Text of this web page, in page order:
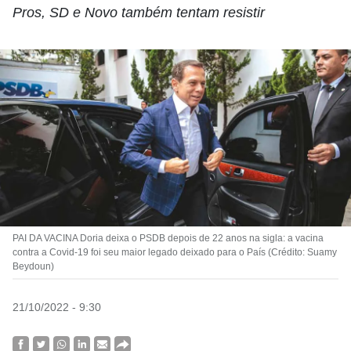
Pros, SD e Novo também tentam resistir
PAI DA VACINA Doria deixa o PSDB depois de 22 anos na sigla: a vacina
contra a Covid-19 foi seu maior legado deixado para o País (Crédito: Suamy
Beydoun)
21/10/2022 - 9:30